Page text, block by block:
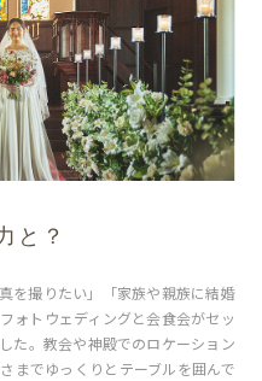
と？
を撮りたい」「家族や親族に結婚
ォトウェディングと会食会がセッ
た。教会や神殿でのロケーション
までゆっくりとテーブルを囲んで